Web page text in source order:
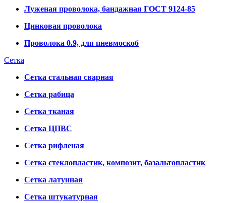
Луженая проволока, бандажная ГОСТ 9124-85
Цинковая проволока
Проволока 0.9, для пневмоскоб
Сетка
Сетка стальная сварная
Сетка рабица
Сетка тканая
Сетка ЦПВС
Сетка рифленая
Сетка стеклопластик, композит, базальтопластик
Сетка латунная
Сетка штукатурная